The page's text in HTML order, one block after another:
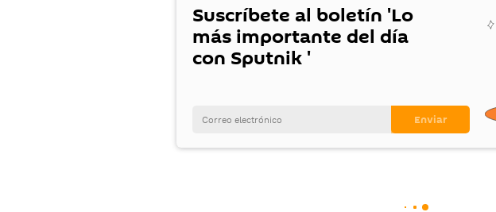
Suscríbete al boletín 'Lo
más importante del día
con Sputnik '